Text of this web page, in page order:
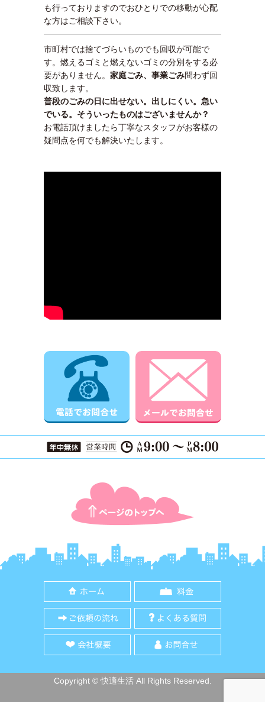
も行っておりますのでおひとりでの移動が心配
な方はご相談下さい。
市町村では捨てづらいものでも回収が可能で
す。燃えるゴミと燃えないゴミの分別をする必
要がありません。 家庭ごみ、事業ごみ問わず回
収致します。
普段のごみの日に出せない。出しにくい。急い
でいる。そういったものはございませんか？
お電話頂けましたら丁寧なスタッフがお客様の
疑問点を何でも解決いたします。
電話でお問合せ
ご依頼の流れ
会社概要
Copyright © 快適生活 All Rights Reserved.